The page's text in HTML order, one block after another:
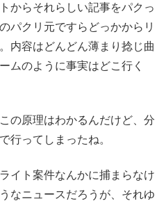
からそれらしい記事をパクっ
パクリ元ですらどっかからリ
内容はどんどん薄まり捻じ曲
ムのように事実はどこ行く
の原理はわかるんだけど、分
行ってしまったね。
イト案件なんかに捕まらなけ
なニュースだろうが、それゆ